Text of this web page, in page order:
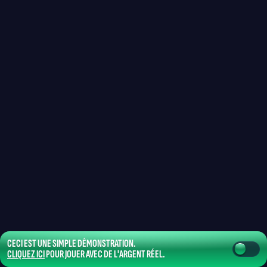
CECI EST UNE SIMPLE DÉMONSTRATION.
CLIQUEZ ICIPOUR JOUER AVEC DE L'ARGENT RÉEL.